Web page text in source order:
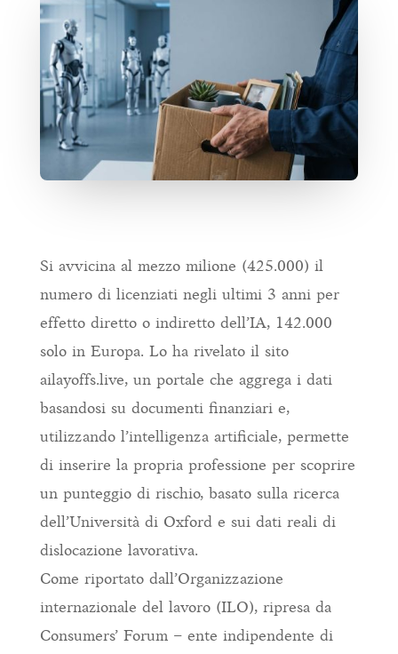
Si avvicina al mezzo milione (425.000) il
numero di licenziati negli ultimi 3 anni per
effetto diretto o indiretto dell’IA, 142.000
solo in Europa. Lo ha rivelato il sito
ailayoffs.live, un portale che aggrega i dati
basandosi su documenti finanziari e,
utilizzando l’intelligenza artificiale, permette
di inserire la propria professione per scoprire
un punteggio di rischio, basato sulla ricerca
dell’Università di Oxford e sui dati reali di
dislocazione lavorativa.
Come riportato dall’Organizzazione
internazionale del lavoro (ILO), ripresa da
Consumers’ Forum – ente indipendente di